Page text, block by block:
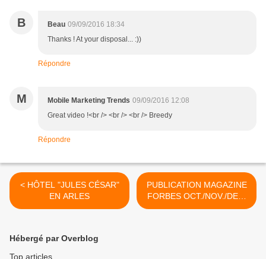
B Beau 09/09/2016 18:34
Thanks ! At your disposal... :))
Répondre
M Mobile Marketing Trends 09/09/2016 12:08
Great video !<br /> <br /> <br /> Breedy
Répondre
< HÔTEL "JULES CÉSAR"
EN ARLES
PUBLICATION MAGAZINE
FORBES OCT./NOV./DEC.
2018 >
Hébergé par Overblog
Top articles